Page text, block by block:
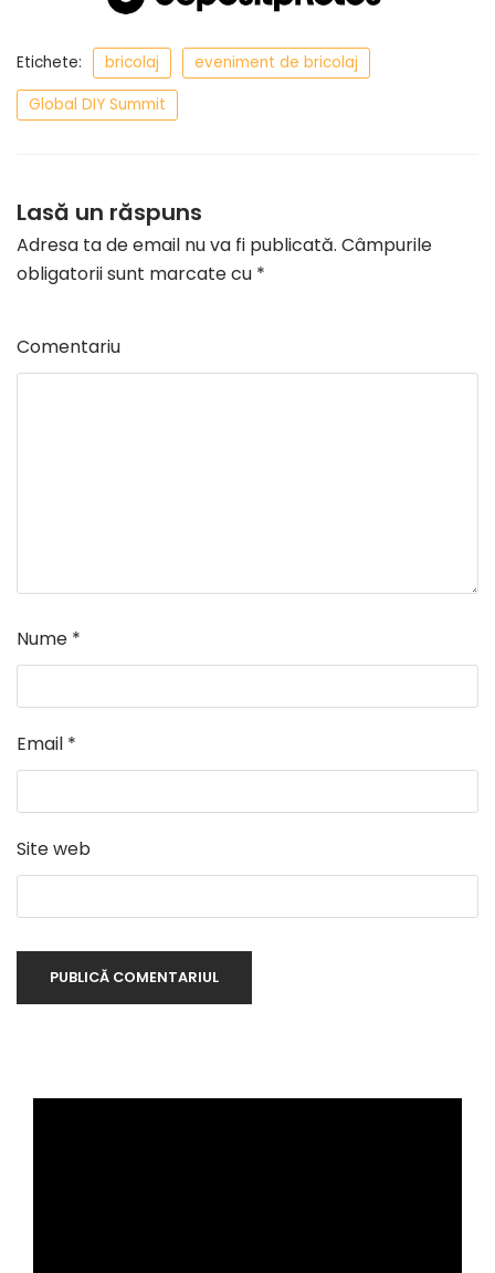
Etichete: bricolaj
eveniment de bricolaj
Global DIY Summit
Lasă un răspuns
Adresa ta de email nu va fi publicată. Câmpurile
obligatorii sunt marcate cu *
Comentariu
Nume *
Email *
Site web